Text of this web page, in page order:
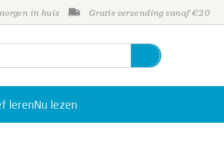
in huis Gratis verzending vanaf €20
lerenNu lezen
Personen